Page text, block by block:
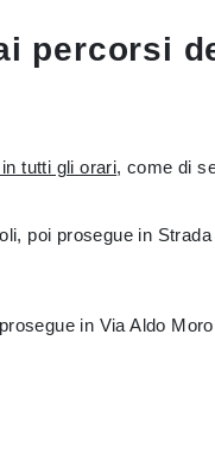
percorsi
tutti gli orari, come di
poi prosegue in
in Via Aldo